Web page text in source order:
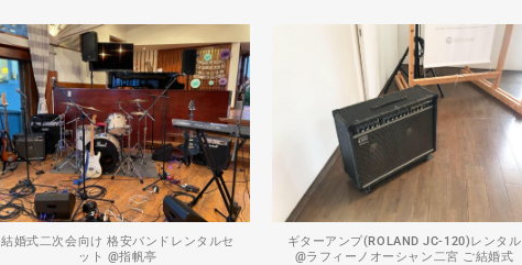
結婚式二次会向け 格安バンドレンタルセ
ット @指帆亭
ギターアンプ(ROLAND JC-120)レンタル
@ラフィーノオーシャン二宮 ご結婚式